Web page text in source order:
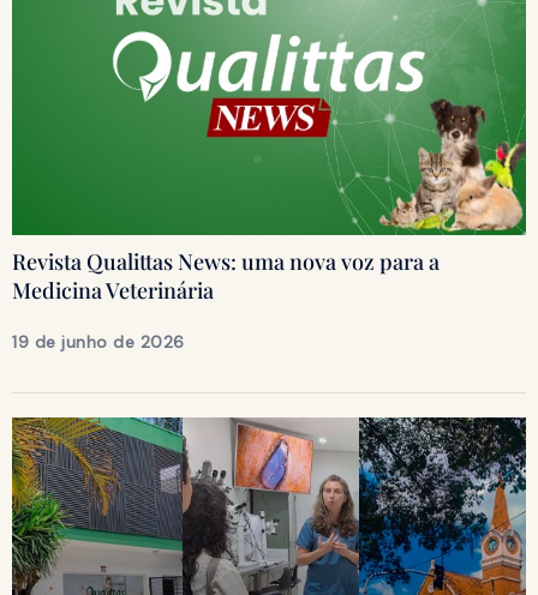
Revista Qualittas News: uma nova voz para a
Medicina Veterinária
19 de junho de 2026